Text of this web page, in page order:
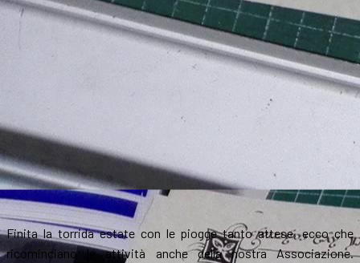
Finita la torrida estate con le piogge tanto attese, ecco che
ricominciano le attività anche della nostra Associazione.